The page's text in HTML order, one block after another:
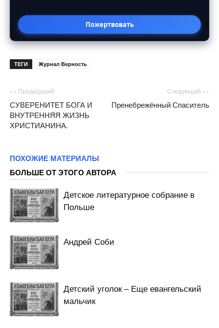
Пожертвовать
ТЕГИ Журнал Верность
<< Предидущий
СУВЕРЕНИТЕТ БОГА И
ВНУТРЕННЯЯ ЖИЗНЬ
ХРИСТИАНИНА.
Следующий >>
Пренебрежённый Спаситель
ПОХОЖИЕ МАТЕРИАЛЫ
БОЛЬШЕ ОТ ЭТОГО АВТОРА
Детское литературное собрание в
Польше
Андрей Соби
Детский уголок – Еще евангельский
мальчик